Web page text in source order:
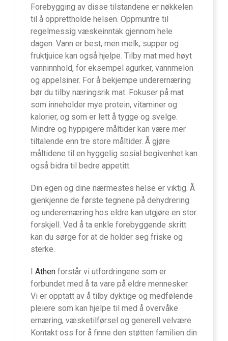
Forebygging av disse tilstandene er nøkkelen
til å opprettholde helsen. Oppmuntre til
regelmessig væskeinntak gjennom hele
dagen. Vann er best, men melk, supper og
fruktjuice kan også hjelpe. Tilby mat med høyt
vanninnhold, for eksempel agurker, vannmelon
og appelsiner. For å bekjempe underernæring
bør du tilby næringsrik mat. Fokuser på mat
som inneholder mye protein, vitaminer og
kalorier, og som er lett å tygge og svelge.
Mindre og hyppigere måltider kan være mer
tiltalende enn tre store måltider. Å gjøre
måltidene til en hyggelig sosial begivenhet kan
også bidra til bedre appetitt.
Din egen og dine nærmestes helse er viktig. Å
gjenkjenne de første tegnene på dehydrering
og underernæring hos eldre kan utgjøre en stor
forskjell. Ved å ta enkle forebyggende skritt
kan du sørge for at de holder seg friske og
sterke.
I Athen forstår vi utfordringene som er
forbundet med å ta vare på eldre mennesker.
Vi er opptatt av å tilby dyktige og medfølende
pleiere som kan hjelpe til med å overvåke
ernæring, væsketilførsel og generell velvære.
Kontakt oss for å finne den støtten familien din